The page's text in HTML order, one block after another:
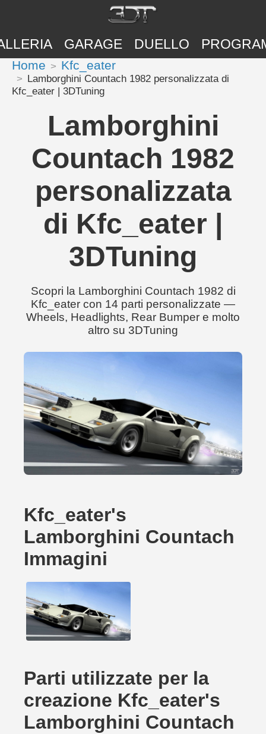
GARAGE DUELLO
Home Kfc_eater
Lamborghini Countach 1982 personalizzata di
Kfc_eater | 3DTuning
Lamborghini
Countach 1982
personalizzata
di Kfc_eater |
3DTuning
Scopri la Lamborghini Countach 1982 di
Kfc_eater con 14 parti personalizzate —
Wheels, Headlights, Rear Bumper e molto
altro su 3DTuning
Kfc_eater's
Lamborghini Countach
Immagini
Parti utilizzate per la
creazione Kfc_eater's
Lamborghini Countach